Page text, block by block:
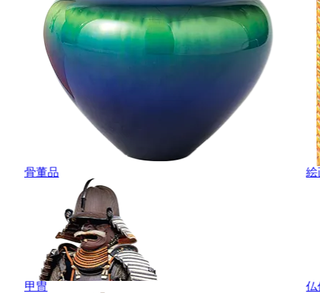
骨董品
甲冑
絵
仏